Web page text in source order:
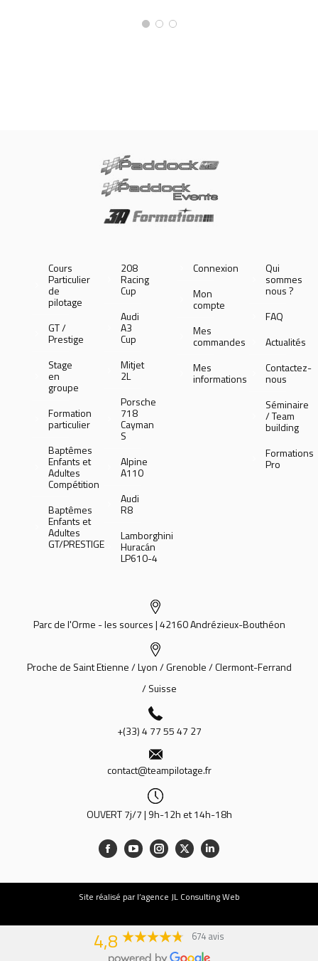
Cours
Particulier
de
pilotage
GT /
Prestige
Stage
en
groupe
Formation
particulier
Baptêmes
Enfants et
Adultes
Compétition
Baptêmes
Enfants et
Adultes
GT/PRESTIGE
208
Racing
Cup
Audi
A3
Cup
Mitjet
2L
Porsche
718
Cayman
S
Alpine
A110
Audi
R8
Lamborghini
Huracán
LP610-4
Connexion
Mon
compte
Mes
commandes
Mes
informations
Qui
sommes
nous ?
FAQ
Actualités
Contactez-
nous
Séminaire
/ Team
building
Formations
Pro
Parc de l'Orme - les sources | 42160 Andrézieux-Bouthéon
Proche de Saint Etienne / Lyon / Grenoble / Clermont-Ferrand
/ Suisse
+(33) 4 77 55 47 27
contact@teampilotage.fr
OUVERT 7j/7 | 9h-12h et 14h-18h
4,8 674 avis
Site réalisé par l’agence JL Consulting Web